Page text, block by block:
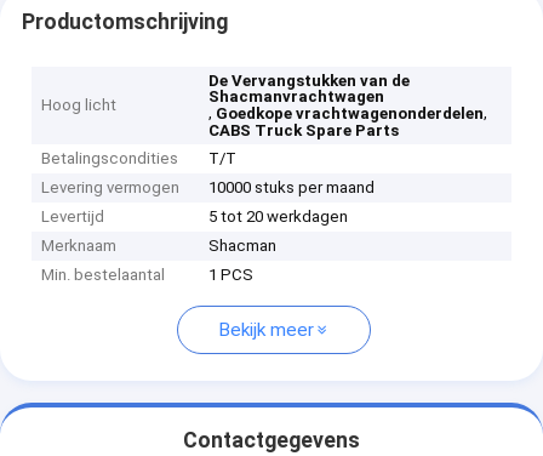
Productomschrijving
Hoog licht
De Vervangstukken van de
Shacmanvrachtwagen
, Goedkope vrachtwagenonderdelen,
CABS Truck Spare Parts
Betalingscondities
T/T
Levering vermogen
10000 stuks per maand
Levertijd
5 tot 20 werkdagen
Merknaam
Shacman
Min. bestelaantal
1 PCS
Bekijk meer
Contactgegevens